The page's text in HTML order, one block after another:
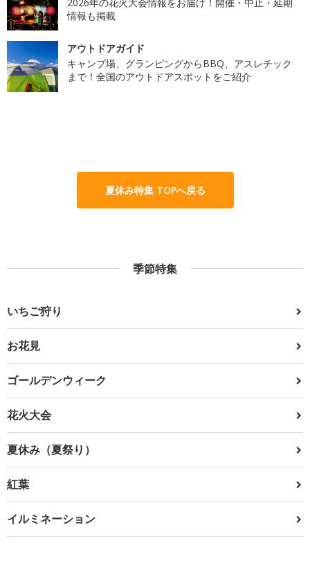
情報も掲載
アウトドアガイド
キャンプ場、グランピングからBBQ、アスレチック
まで！全国のアウトドアスポットをご紹介
夏休み特集 TOPへ戻る
季節特集
いちご狩り
お花見
ゴールデンウィーク
花火大会
夏休み（夏祭り）
紅葉
イルミネーション